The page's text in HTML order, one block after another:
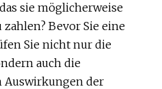
sie möglicherweise
Bevor Sie eine
Sie nicht nur die
auch die
der